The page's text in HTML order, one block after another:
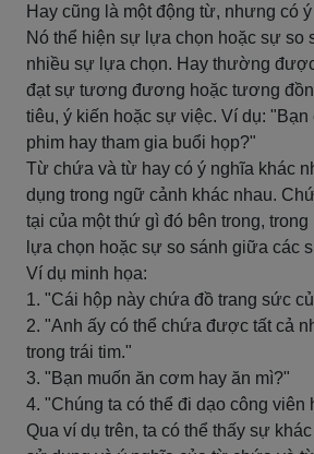
Hay cũng là một động từ, nhưng có
Nó thể hiện sự lựa chọn hoặc sự so
nhiều sự lựa chọn. Hay thường
đạt sự tương đương hoặc tương
tiêu, ý kiến hoặc sự việc. Ví dụ: "Bạn
phim hay tham gia buổi họp?"
Từ chứa và từ hay có ý nghĩa khác
dụng trong ngữ cảnh khác nhau.
tại của một thứ gì đó bên trong,
lựa chọn hoặc sự so sánh giữa các
Ví dụ minh họa:
1. "Cái hộp này chứa đồ trang sức
2. "Anh ấy có thể chứa được tất cả
trong trái tim."
3. "Bạn muốn ăn cơm hay ăn mì?"
4. "Chúng ta có thể đi dạo công viên
Qua ví dụ trên, ta có thể thấy sự